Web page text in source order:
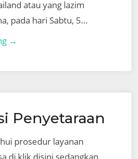
atau yang lazim
pada hari Sabtu, 5…
→
(MUBES)
Penyetaraan
prosedur layanan